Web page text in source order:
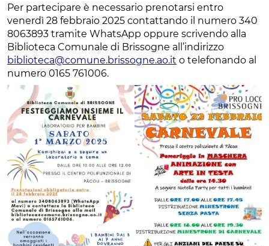
Per partecipare è necessario prenotarsi entro
venerdì 28 febbraio 2025 contattando il numero 340
8063893 tramite WhatsApp oppure scrivendo alla
Biblioteca Comunale di Brissogne all’indirizzo
biblioteca@comune.brissogne.ao.it o telefonando al
numero 0165 761006.